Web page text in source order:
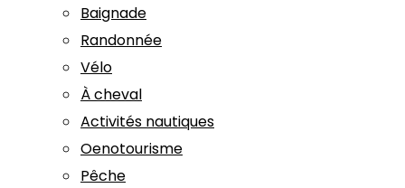
Baignade
Randonnée
Vélo
À cheval
Activités nautiques
Oenotourisme
Pêche